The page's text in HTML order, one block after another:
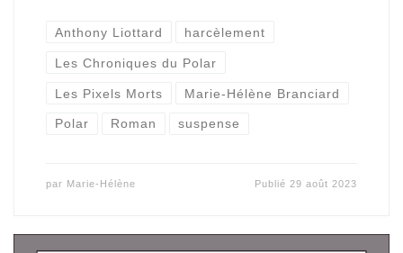
Anthony Liottard harcèlement
Les Chroniques du Polar
Les Pixels Morts Marie-Hélène Branciard
Polar Roman suspense
par Marie-Hélène Publié29 août 2023